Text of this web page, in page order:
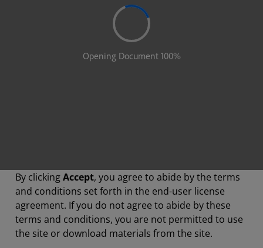
By clickingAccept, you agree to abide by the terms
and conditions set forth in the end-user license
agreement. If you do not agree to abide by these
terms and conditions, you are not permitted to use
the site or download materials from the site.